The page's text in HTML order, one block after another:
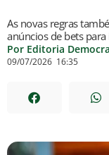
As novas regras
anúncios de bets
Por Editoria
09/07/2026 16:35